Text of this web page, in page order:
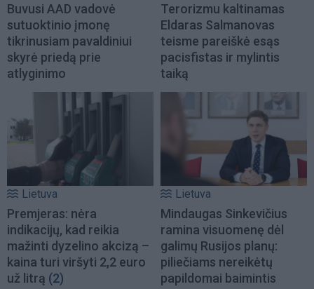
Buvusi AAD vadovė
sutuoktinio įmonę
tikrinusiam pavaldiniui
skyrė priedą prie
atlyginimo
Terorizmu kaltinamas
Eldaras Salmanovas
teisme pareiškė esąs
pacisfistas ir mylintis
taiką
Lietuva
Premjeras: nėra
indikacijų, kad reikia
mažinti dyzelino akcizą –
kaina turi viršyti 2,2 euro
už litrą (2)
Lietuva
Mindaugas Sinkevičius
ramina visuomenę dėl
galimų Rusijos planų:
piliečiams nereikėtų
papildomai baimintis